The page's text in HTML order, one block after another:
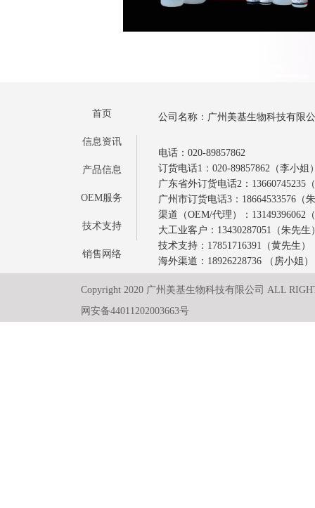
首页
信息资讯
产品信息
OEM服务
技术支持
销售网络
公司名称：广州美基生物科技有限
电话：020-89857862
订货电话1：020-89857862（李小姐
广东省外订货电话2：13660745235
广州市订货电话3：18664533576（
渠道（OEM/代理）：13149396062
大工业客户：13430287051（朱先生
技术支持：17851716391（黄先生）
海外渠道：18926228736 （房小姐）
Copyright 2020 广州美基生物科技有限公司 ALL
网安备44011202003663号